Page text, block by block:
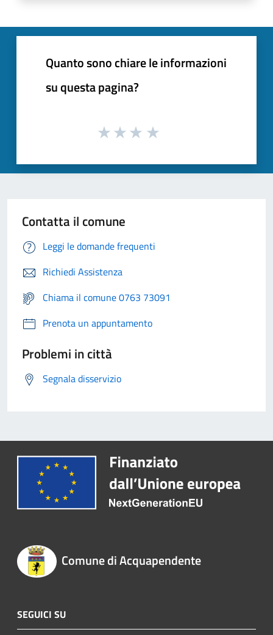
Quanto sono chiare le informazioni
su questa pagina?
Contatta il comune
Leggi le domande frequenti
Richiedi Assistenza
Chiama il comune 0763 73091
Prenota un appuntamento
Problemi in città
Segnala disservizio
Comune di Acquapendente
SEGUICI SU